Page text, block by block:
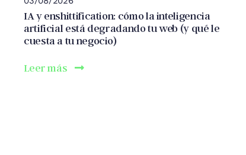
IA y enshittification: cómo la inteligencia
artificial está degradando tu web (y qué le
cuesta a tu negocio)
Leer más